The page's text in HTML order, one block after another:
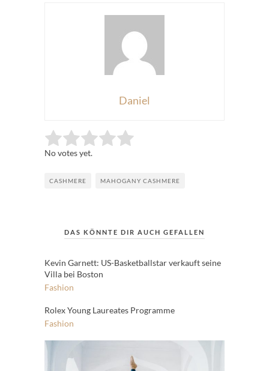
Daniel
Rate this item: Submit Rating
No votes yet.
CASHMERE MAHOGANY CASHMERE
DAS KÖNNTE DIR AUCH GEFALLEN
Kevin Garnett: US-Basketballstar verkauft seine
Villa bei Boston
Fashion
Rolex Young Laureates Programme
Fashion